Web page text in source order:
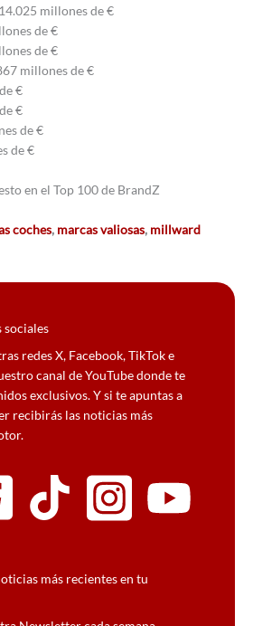
14.025 millones de €
de €
de €
millones de €
€
€
de €
de €
en el Top 100 de BrandZ
coches, marcas valiosas, millward
sociales
redes X, Facebook, TikTok e
canal de YouTube donde te
exclusivos. Y si te apuntas a
recibirás las noticias más
más recientes en tu